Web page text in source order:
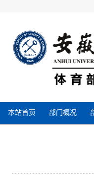
本站首页 部门概况